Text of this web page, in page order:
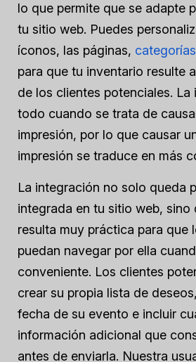
lo que permite que se adapte
tu sitio web. Puedes
íconos, las páginas, categorías
para que tu inventario resulte
de los clientes potenciales. La
todo cuando se trata de
impresión, por lo que causar
impresión se traduce en más
La integración no solo queda
integrada en tu sitio web, sino
resulta muy práctica para que
puedan navegar por ella
conveniente. Los clientes
crear su propia lista de
fecha de su evento e incluir
información adicional que
antes de enviarla. Nuestra